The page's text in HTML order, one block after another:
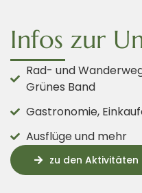
Infos zur
Rad- und
Grünes Band
Gastronomie,
Ausflüge und mehr
zu den Aktivitäten